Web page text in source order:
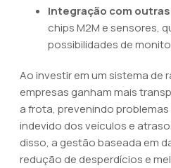
Integração com
chips M2M e sensores,
possibilidades de
Ao investir em um sistema de
empresas ganham mais
a frota, prevenindo
indevido dos veículos e
disso, a gestão baseada em
redução de desperdícios e